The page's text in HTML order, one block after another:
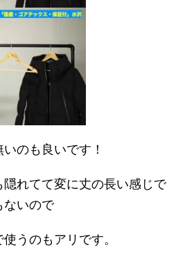
のも良いです！
れてて変に丈の長い感じで
ないので
うのもアリです。